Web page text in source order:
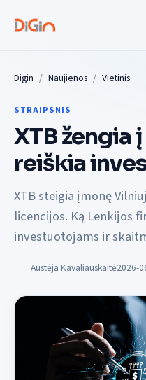
Digin Naujienos Vietinis
STRAIPSNIS
XTB žengia
reiškia
XTB steigia įmonę
licencijos. Ką Lenkijos
investuotojams ir
Austėja Kavaliauskaitė2026-